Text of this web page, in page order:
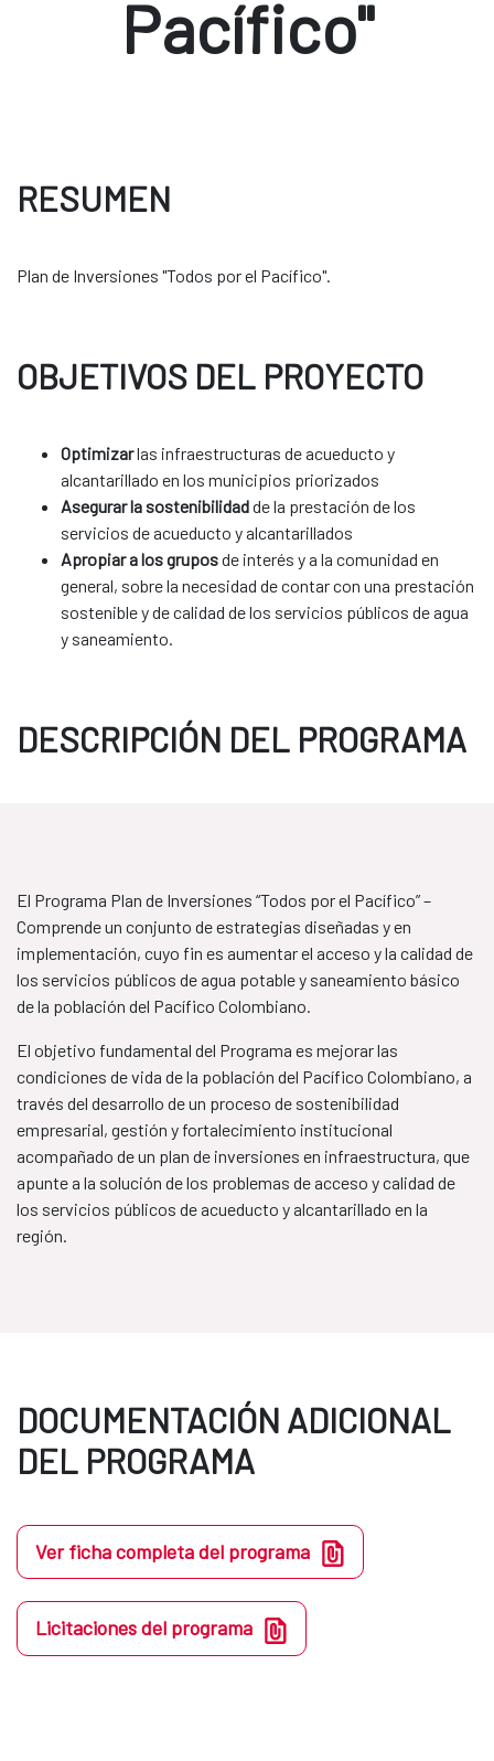
Pacífico"
RESUMEN
Plan de Inversiones "Todos por el Pacífico".
OBJETIVOS DEL PROYECTO
Optimizarlas infraestructuras de acueducto y
alcantarillado en los municipios priorizados
Asegurar la sostenibilidadde la prestación de los
servicios de acueducto y alcantarillados
Apropiar a los gruposde interés y a la comunidad en
general, sobre la necesidad de contar con una prestación
sostenible y de calidad de los servicios públicos de agua
y saneamiento.
DESCRIPCIÓN DEL PROGRAMA
El Programa Plan de Inversiones “Todos por el Pacífico” –
Comprende un conjunto de estrategias diseñadas y en
implementación, cuyo fin es aumentar el acceso y la calidad de
los servicios públicos de agua potable y saneamiento básico
de la población del Pacífico Colombiano.
El objetivo fundamental del Programa es mejorar las
condiciones de vida de la población del Pacífico Colombiano, a
través del desarrollo de un proceso de sostenibilidad
empresarial, gestión y fortalecimiento institucional
acompañado de un plan de inversiones en infraestructura, que
apunte a la solución de los problemas de acceso y calidad de
los servicios públicos de acueducto y alcantarillado en la
región.
DOCUMENTACIÓN ADICIONAL
DEL PROGRAMA
Ver ficha completa del programa
Licitaciones del programa